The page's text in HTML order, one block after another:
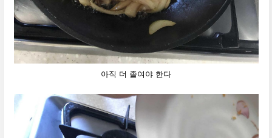
아직 더 졸여야 한다